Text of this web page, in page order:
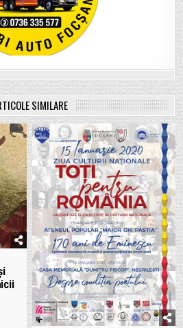
SIMILARE